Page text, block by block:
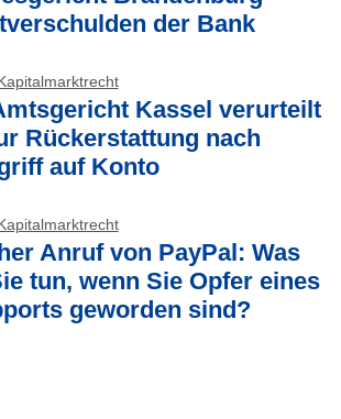
der Bank
Kassel verurteilt
Rückerstattung nach
auf Konto
Anruf von PayPal: Was
tun, wenn Sie Opfer eines
geworden sind?